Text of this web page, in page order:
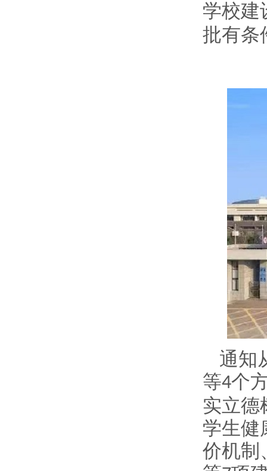
学校建
批有条
通知
等4个
实立德
学生健
价机制